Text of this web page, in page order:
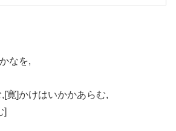
なを,
寛]かけはいかかあらむ,
]